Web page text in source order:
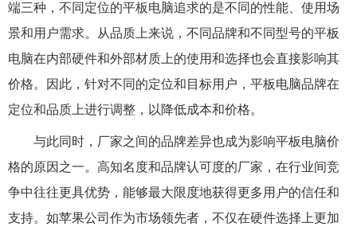
端三种，不同定位的平板电脑追求的是不同的性能、使用场
景和用户需求。从品质上来说，不同品牌和不同型号的平板
电脑在内部硬件和外部材质上的使用和选择也会直接影响其
价格。因此，针对不同的定位和目标用户，平板电脑品牌在
定位和品质上进行调整，以降低成本和价格。
与此同时，厂家之间的品牌差异也成为影响平板电脑价
格的原因之一。高知名度和品牌认可度的厂家，在行业间竞
争中往往更具优势，能够最大限度地获得更多用户的信任和
支持。如苹果公司作为市场领先者，不仅在硬件选择上更加